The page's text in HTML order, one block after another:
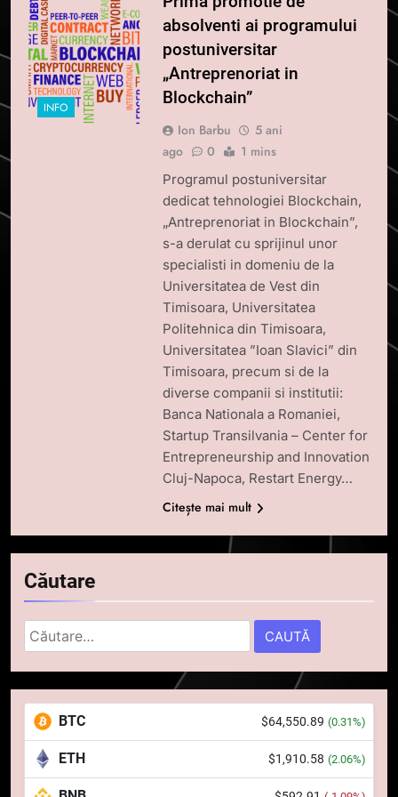
INFO
absolventi ai programului
postuniversitar
„Antreprenoriat in
Blockchain”
Ion Barbu
5 ani
ago
0 1 mins
Programul postuniversitar
dedicat tehnologiei Blockchain,
„Antreprenoriat in Blockchain”,
s-a derulat cu sprijinul unor
specialisti in domeniu de la
Universitatea de Vest din
Timisoara, Universitatea
Politehnica din Timisoara,
Universitatea ”Ioan Slavici” din
Timisoara, precum si de la
diverse companii si institutii:
Banca Nationala a Romaniei,
Startup Transilvania – Center for
Entrepreneurship and Innovation
Cluj-Napoca, Restart Energy…
Citește mai mult
Căutare
Caută
după:
BTC $64,550.89 (0.31%)
ETH $1,910.58 (2.06%)
Squid a strâns 6 milioane de
dolari cu sprijinul Ripple, apoi a
pierdut jumătate din aceștia
într-un atac cibernetic în mai